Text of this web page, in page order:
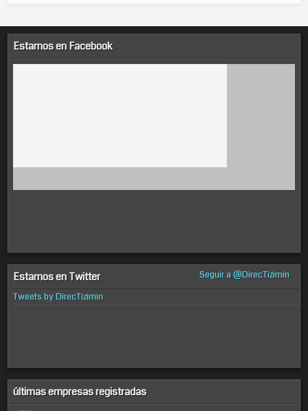
Estamos en Facebook
Estamos en Twitter
Seguir a @DirecTizimin
Tweets by DirecTizimin
últimas empresas registradas